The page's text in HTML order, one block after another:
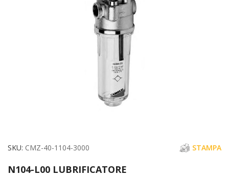
Vai
della
SKU CMZ-40-1104-3000 STAMPA
N104-L00 LUBRIFICATORE